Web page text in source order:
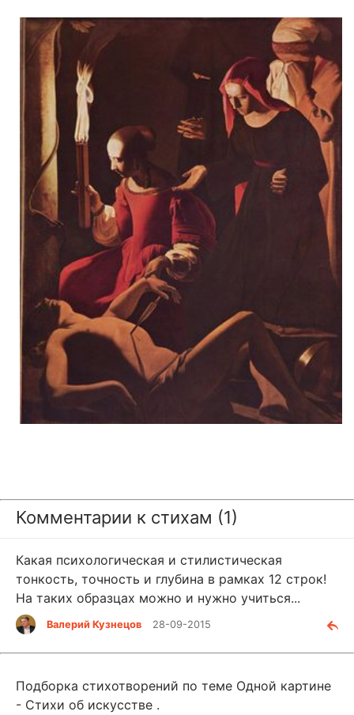
Комментарии к стихам (1)
Какая психологическая и стилистическая
тонкость, точность и глубина в рамках 12 строк!
На таких образцах можно и нужно учиться...
Валерий Кузнецов 28-09-2015
Подборка стихотворений по теме Одной картине
- Стихи об искусстве .